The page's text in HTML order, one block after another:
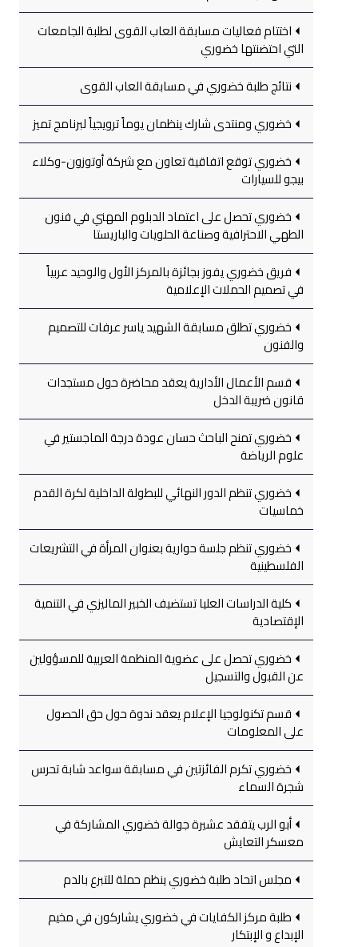
اختتام فعاليات مسابقة العاب القوى لطلبة الجامعات
التي احتضنتها خضوري
نتائج طلبة خضوري في مسابقة العاب القوى
خضوري ومنتدى شارك ينظمان يوماً ترويجياً لبرنامج تميز
خضوري توقع اتفاقية تعاون مع شركة أوتوزون-وكلاء
بيجو للسيارات
خضوري تحصل على اعتماد الدبلوم المهني في فنون
الطهي الاحترافية وصناعة الحلويات والباريستا
فريق خضوري يفوز بجائزة بالمركز الأول والوحيد عربياً
في تصميم الحملات الإعلامية
خضوري تطلق مسابقة الشهيد ياسر عرفات للتصميم
والفنون
قسم الأعمال الأدارية يعقد محاضرة حول مستجدات
قانون ضريبة الدخل
خضوري تمنح الباحث حسان عودة درجة الماجستير في
علوم الرياضة
خضوري تنظم الدور النهائي للبطولة الداخلية لكرة القدم
خماسيات
خضوري تنظم جلسة حوارية بعنوان المرأة في التشريعات
الفلسطينية
كلية الدراسات العليا تستضيف الخبير الماليزي في التنمية
الإقتصادية
خضوري تحصل على عضوية المنظمة العربية للمسؤولين
عن القبول والتسجيل
قسم تكنولوجيا الإعلام يعقد ندوة حول حق الحصول
على المعلومات
خضوري تكرم الفائزتين في مسابقة سواعد شابة تحرس
شجرة السماء
أبو الرب يتفقد عشيرة جوالة خضوري المشاركة في
معسكر التعايش
مجلس اتحاد طلبة خضوري ينظم حملة للتبرع بالدم
طلبة مركز الكفايات في خضوري يشاركون في مخيم
الإبداع و الإبتكار